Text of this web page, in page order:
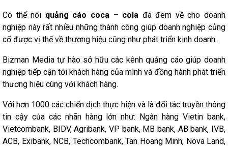
Có thể nói quảng cáo coca – cola đã đem về cho doanh
nghiệp này rất nhiều những thành công giúp doanh nghiệp củng
cố được vị thế về thương hiệu cũng như phát triển kinh doanh.
Bizman Media tự hào sở hữu các kênh quảng cáo giúp doanh
nghiệp tiếp cận tới khách hàng của mình và đồng hành phát triển
thương hiệu cùng với khách hàng.
Với hơn 1000 các chiến dịch thực hiện và là đối tác truyền thông
tin cậy của các nhãn hàng lớn như: Ngân hàng Vietin bank,
Vietcombank, BIDV, Agribank, VP bank, MB bank, AB bank, IVB,
ACB, Exibank, NCB, Techcombank, Tan Hoang Minh, Nova Land,